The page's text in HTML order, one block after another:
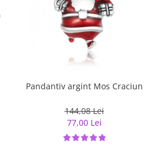
Pandantiv argint Mos Craciun
144,08 Lei
77,00 Lei